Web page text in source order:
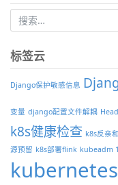
标签云
Django保护敏感信息
变量 django配置文件解耦
k8s健康检查 k8s反亲
源预留 k8s部署flink kubeadm
kubernetes